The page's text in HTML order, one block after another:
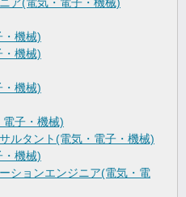
ア(電気・電子・機械)
・機械)
・機械)
・機械)
子・機械)
ルタント(電気・電子・機械)
・機械)
ションエンジニア(電気・電